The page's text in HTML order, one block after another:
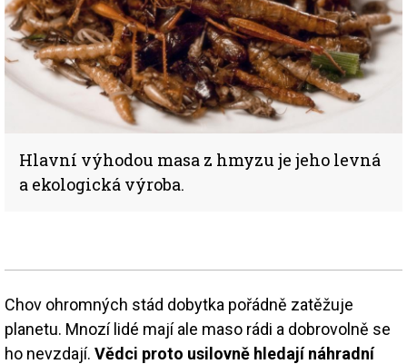
Hlavní výhodou masa z hmyzu je jeho levná
a ekologická výroba.
Chov ohromných stád dobytka pořádně zatěžuje
planetu. Mnozí lidé mají ale maso rádi a dobrovolně se
ho nevzdají. Vědci proto usilovně hledají náhradní